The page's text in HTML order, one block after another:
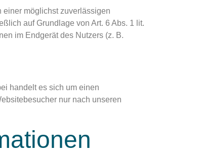
einer möglichst zuverlässigen
auf Grundlage von Art. 6 Abs. 1 lit.
im Endgerät des Nutzers (z. B.
handelt es sich um einen
nur nach unseren